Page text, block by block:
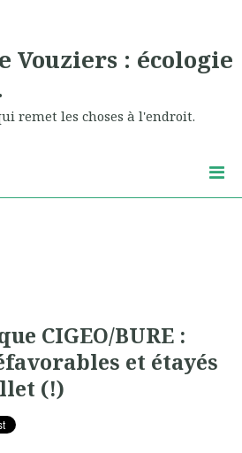
Vouziers : écologie
remet les choses à l'endroit.
CIGEO/BURE :
et étayés
(!)